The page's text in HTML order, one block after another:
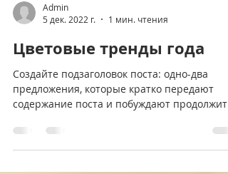
5 дек. 2022 г.
1 мин. чтения
Цветовые тренды года
Создайте подзаголовок поста: одно-два
содержание поста и побуждают продолжить
чтение. Это текст...